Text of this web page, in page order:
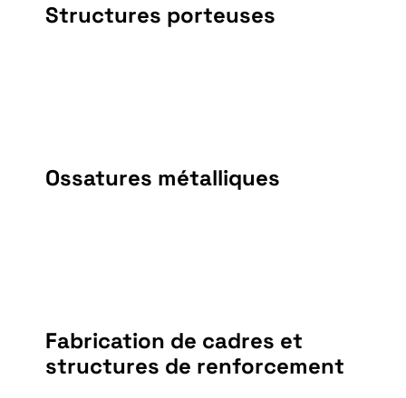
Structures porteuses
Ossatures métalliques
Fabrication de cadres et
structures de renforcement